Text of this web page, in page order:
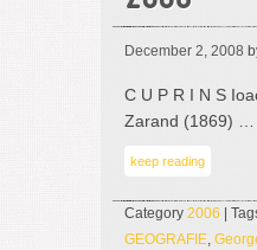
December 2, 2008
C U P R I N S
Zarand (1869) …
keep reading
Category 2006 |
GEOGRAFIE,